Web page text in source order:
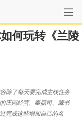
何玩转《兰陵
除了每天要完成主线任务
庄园经营、奉膳司、藏书
完成这些增加自己的名